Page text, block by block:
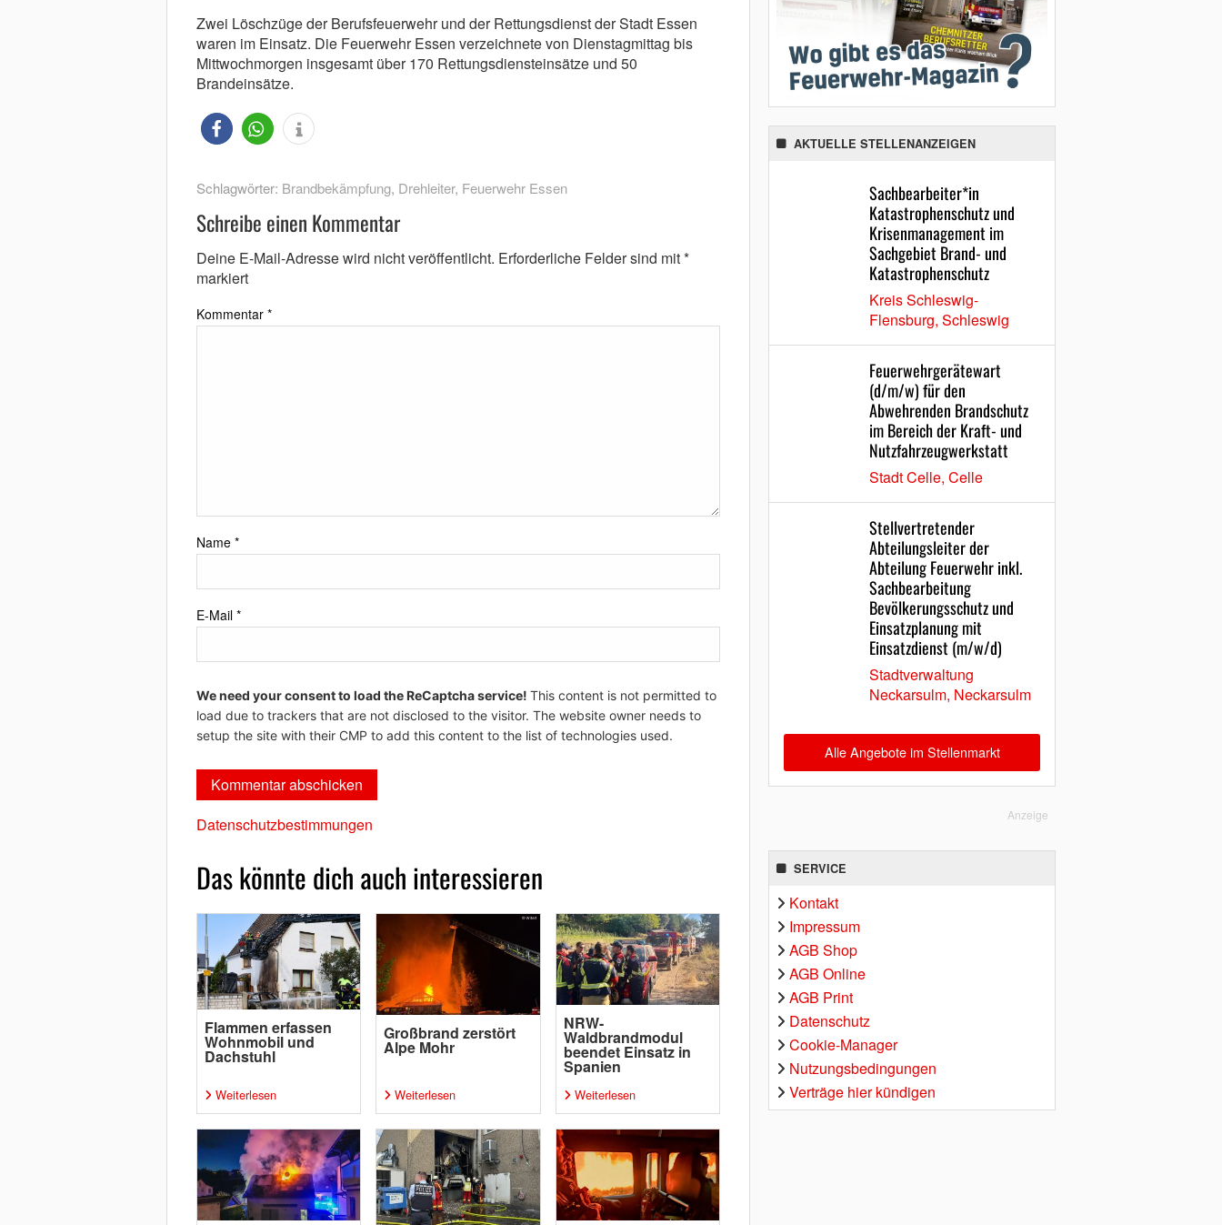
Zwei Löschzüge der Berufsfeuerwehr und der Rettungsdienst der Stadt Essen
waren im Einsatz. Die Feuerwehr Essen verzeichnete von Dienstagmittag bis
Mittwochmorgen insgesamt über 170 Rettungsdiensteinsätze und 50
Brandeinsätze.
Schlagwörter: Brandbekämpfung, Drehleiter, Feuerwehr Essen
Schreibe einen Kommentar
Deine E-Mail-Adresse wird nicht veröffentlicht. Erforderliche Felder sind mit*
markiert
Kommentar *
Name *
E-Mail *
We need your consent to load the ReCaptcha service! This content is not permitted to
load due to trackers that are not disclosed to the visitor. The website owner needs to
setup the site with their CMP to add this content to the list of technologies used.
Datenschutzbestimmungen
Das könnte dich auch interessieren
Flammen erfassen
Wohnmobil und
Dachstuhl
Weiterlesen
Großbrand zerstört
Alpe Mohr
Weiterlesen
NRW-
Waldbrandmodul
beendet Einsatz in
Spanien
Weiterlesen
AKTUELLE STELLENANZEIGEN
Sachbearbeiter*in
Katastrophenschutz und
Krisenmanagement im
Sachgebiet Brand- und
Katastrophenschutz
Kreis Schleswig-
Flensburg, Schleswig
Feuerwehrgerätewart
(d/m/w) für den
Abwehrenden Brandschutz
im Bereich der Kraft- und
Nutzfahrzeugwerkstatt
Stadt Celle, Celle
Stellvertretender
Abteilungsleiter der
Abteilung Feuerwehr inkl.
Sachbearbeitung
Bevölkerungsschutz und
Einsatzplanung mit
Einsatzdienst (m/w/d)
Stadtverwaltung
Neckarsulm, Neckarsulm
Alle Angebote im Stellenmarkt
Anzeige
SERVICE
Kontakt
Impressum
AGB Shop
AGB Online
AGB Print
Datenschutz
Cookie-Manager
Nutzungsbedingungen
Verträge hier kündigen